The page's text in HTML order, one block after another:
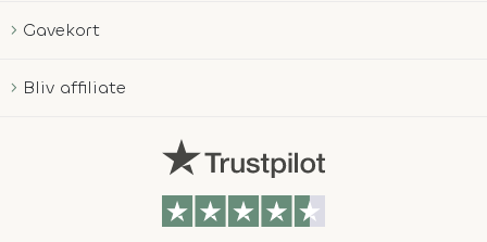
Gavekort
Bliv affiliate